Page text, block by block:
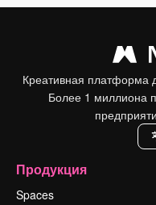
Креативная платформа
Более 1 миллиона
Продукция
Spaces